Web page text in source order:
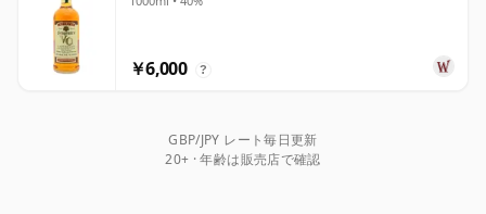
￥6,000 ?
GBP/JPY レート毎日更新
20+ · 年齢は販売店で確認